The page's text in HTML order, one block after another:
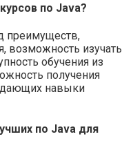
по Java?
преимуществ,
возможность изучать
обучения из
получения
навыки
по Java для